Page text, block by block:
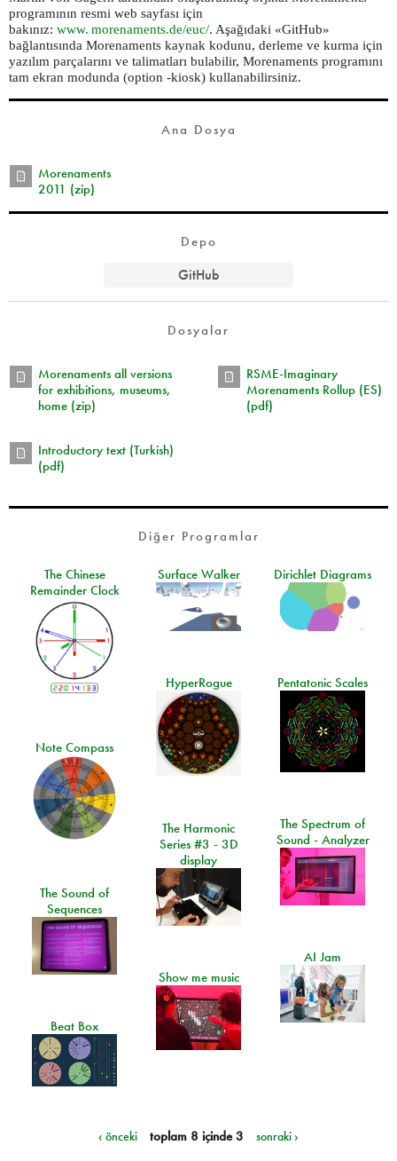
programının resmi web sayfası için
bakınız: www. morenaments.de/euc/. Aşağıdaki «GitHub»
bağlantısında Morenaments kaynak kodunu, derleme ve kurma için
yazılım parçalarını ve talimatları bulabilir, Morenaments programını
tam ekran modunda (option -kiosk) kullanabilirsiniz.
Ana Dosya
Morenaments
2011 (zip)
Depo
GitHub
Dosyalar
Morenaments all versions
for exhibitions, museums,
home (zip)
RSME-Imaginary
Morenaments Rollup (ES)
(pdf)
Introductory text (Turkish)
(pdf)
Diğer Programlar
The Chinese
Remainder Clock
Surface Walker Dirichlet Diagrams
HyperRogue Pentatonic Scales
Note Compass
The Spectrum of
Sound - Analyzer
The Harmonic
Series #3 - 3D
display
The Sound of
Sequences
AI Jam
Show me music
Beat Box
‹ önceki toplam 8 içinde 3 sonraki ›